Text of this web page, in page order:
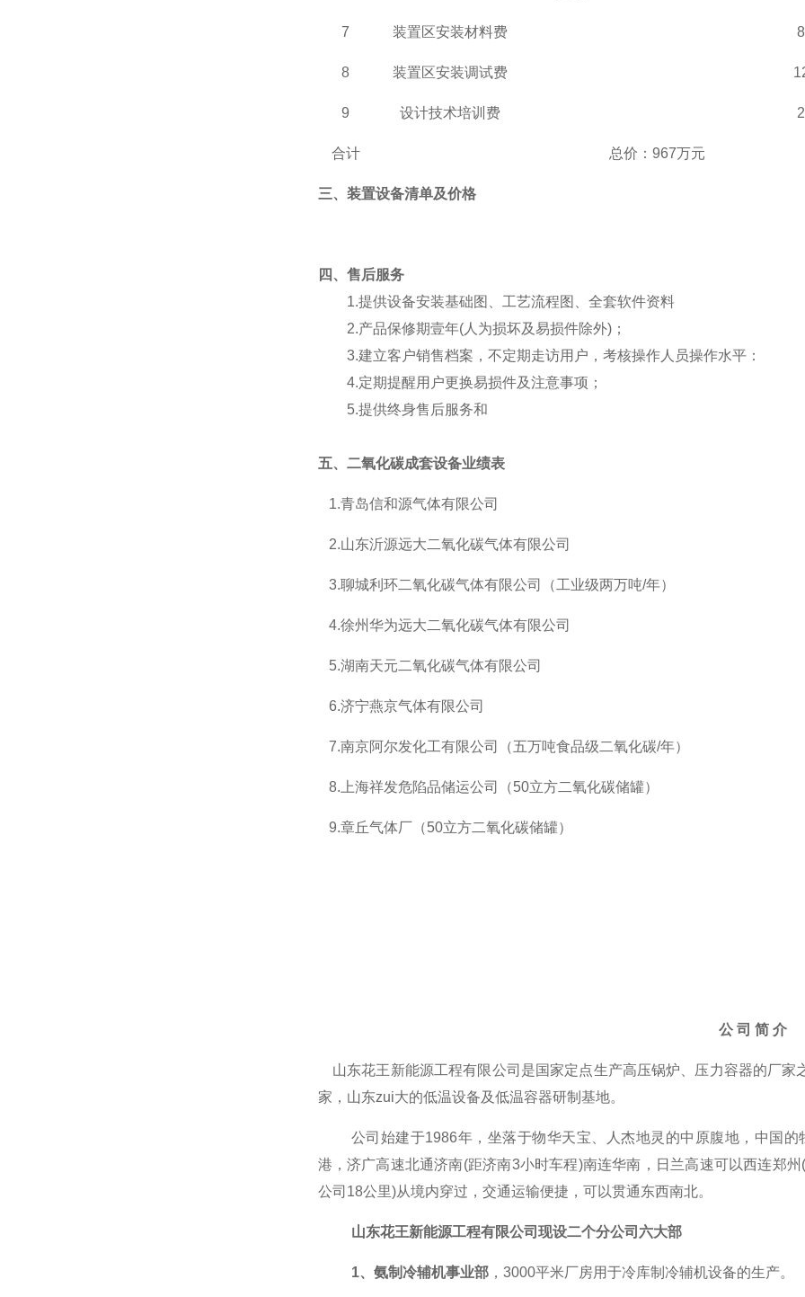
7 装置区安装材料费
8 装置区安装调试费
9 设计技术培训费
合计 总价 ： 967万元
三、装置设备清单及价格
四、 售后服务
1.提供设备安装基础图、工艺流程图、全套软件资料
2.产品保修期壹年(人为损坏及易损件除外)；
3.建立客户销售档案，不定期走访用户，考核操作人员操作水平：
4.定期提醒用户更换易损件及注意事项；
5.提供终身售后服务和
五、 二氧化碳成套设备业绩表
1.青岛信和源气体有限公司
2.山东沂源远大二氧化碳气体有限公司
3.聊城利环二氧化碳气体有限公司（工业级两万吨/年）
4.徐州华为远大二氧化碳气体有限公司
5.湖南天元二氧化碳气体有限公司
6.济宁燕京气体有限公司
7.南京阿尔发化工有限公司（五万吨食品级二氧化碳/年）
8. 上海祥发危陷品储运公司（50立方二氧化碳储罐）
9.章丘气体厂（50立方二氧化碳储罐）
公 司 简 介
山东花王新能源工程有限公司是国家定点生产高压锅炉、压力容器的厂
家，山东zui大的低温设备及低温容器研制基地。
公司 始建于1986年 ， 坐落于物华天宝、人杰地灵的中原腹地，中国的
港，济广高速北通济南(距济南3小时车程)南连华南，日兰高速可以西连郑
公司18公里)从境内穿过，交通运输便捷，可以贯通东西南北。
山东花王新能源工程有限公司 现设二个分公司 六大部
1、氨制冷辅机事业部， 3000平米厂房用于冷库制冷辅机设备的生产。